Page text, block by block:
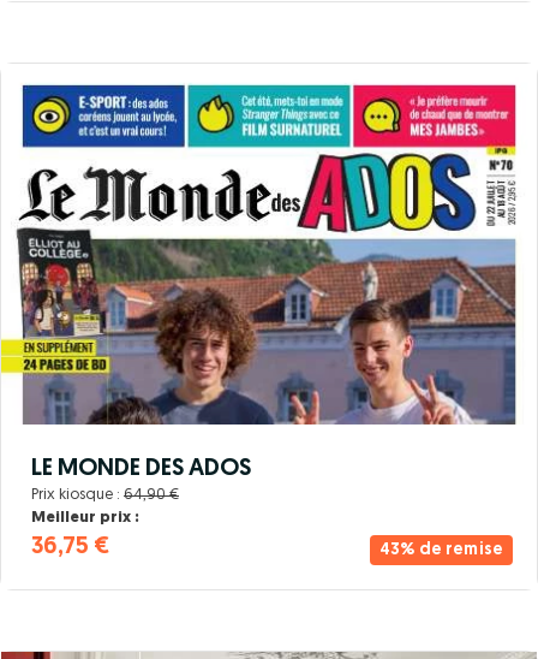
43% de remise
LE MONDE DES ADOS
Prix kiosque : 64,90 €
Meilleur prix :
36,75 €